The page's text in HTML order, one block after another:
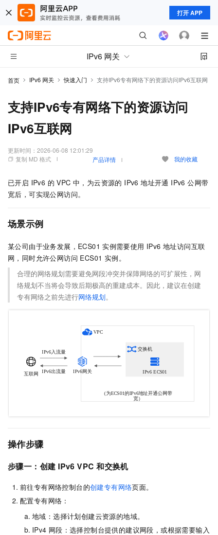
打开 APP
IPv6 网关
首页 IPv6 网关 快速入门 支持IPv6专有网络下的资源访问IPv6互联网
支持IPv6专有网络下的资源访问
IPv6互联网
更新时间： 2026-06-08 12:01:29
复制 MD 格式
产品详情 我的收藏
已开启 IPv6 的 VPC 中，为云资源的 IPv6 地址开通 IPv6 公网带
宽后，可实现公网访问。
场景示例
某公司由于业务发展，ECS01 实例需要使用 IPv6 地址访问互联
网，同时允许公网访问 ECS01 实例。
合理的网络规划需要避免网段冲突并保障网络的可扩展性，网
络规划不当将会导致后期极高的重建成本。因此，建议在创建
专有网络之前先进行网络规划。
操作步骤
步骤一：创建 IPv6 VPC 和交换机
前往专有网络控制台的创建专有网络页面。
配置专有网络：
地域：选择计划创建云资源的地域。
IPv4 网段：选择控制台提供的建议网段，或根据需要输入